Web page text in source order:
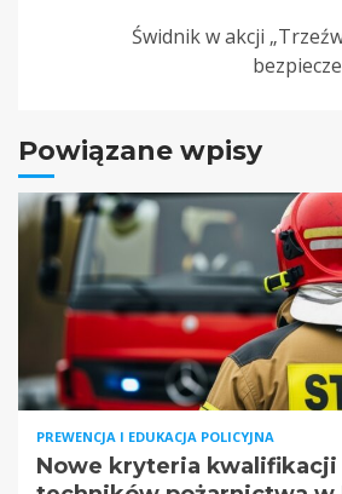
Świdnik w akcji
Powiązane wpisy
PREWENCJA I EDUKACJA POLICYJNA
Nowe kryteria kwalifikacji